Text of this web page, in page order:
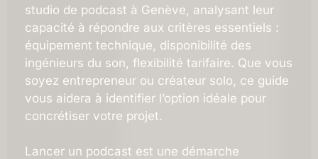
studio de podcast à Genève, analysant leur
capacité à répondre aux critères essentiels :
équipement technique, disponibilité des
ingénieurs du son, flexibilité tarifaire. Que vous
soyez entrepreneur ou créateur solo, ce guide
vous aidera à identifier l’option idéale pour
concrétiser votre projet.
Lancer un podcast est une démarche